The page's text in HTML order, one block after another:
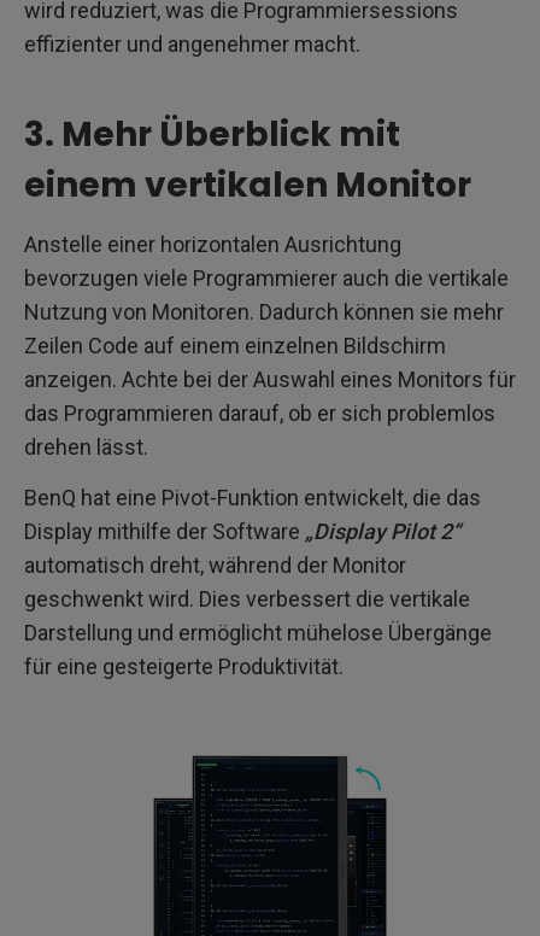
wird reduziert, was die Programmiersessions
effizienter und angenehmer macht.
3. Mehr Überblick mit
einem vertikalen Monitor
Anstelle einer horizontalen Ausrichtung
bevorzugen viele Programmierer auch die vertikale
Nutzung von Monitoren. Dadurch können sie mehr
Zeilen Code auf einem einzelnen Bildschirm
anzeigen. Achte bei der Auswahl eines Monitors für
das Programmieren darauf, ob er sich problemlos
drehen lässt.
BenQ hat eine Pivot-Funktion entwickelt, die das
Display mithilfe der Software „Display Pilot 2“
automatisch dreht, während der Monitor
geschwenkt wird. Dies verbessert die vertikale
Darstellung und ermöglicht mühelose Übergänge
für eine gesteigerte Produktivität.